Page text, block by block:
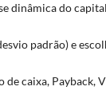
dinâmica do
padrão) e
caixa, Payback,